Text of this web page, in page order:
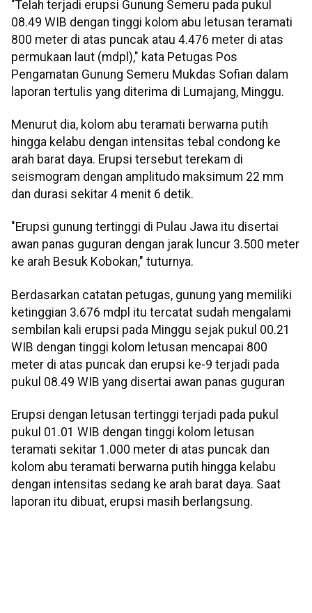
"Telah terjadi erupsi Gunung Semeru pada pukul
08.49 WIB dengan tinggi kolom abu letusan teramati
800 meter di atas puncak atau 4.476 meter di atas
permukaan laut (mdpl)," kata Petugas Pos
Pengamatan Gunung Semeru Mukdas Sofian dalam
laporan tertulis yang diterima di Lumajang, Minggu.
Menurut dia, kolom abu teramati berwarna putih
hingga kelabu dengan intensitas tebal condong ke
arah barat daya. Erupsi tersebut terekam di
seismogram dengan amplitudo maksimum 22 mm
dan durasi sekitar 4 menit 6 detik.
"Erupsi gunung tertinggi di Pulau Jawa itu disertai
awan panas guguran dengan jarak luncur 3.500 meter
ke arah Besuk Kobokan," tuturnya.
Berdasarkan catatan petugas, gunung yang memiliki
ketinggian 3.676 mdpl itu tercatat sudah mengalami
sembilan kali erupsi pada Minggu sejak pukul 00.21
WIB dengan tinggi kolom letusan mencapai 800
meter di atas puncak dan erupsi ke-9 terjadi pada
pukul 08.49 WIB yang disertai awan panas guguran
Erupsi dengan letusan tertinggi terjadi pada pukul
pukul 01.01 WIB dengan tinggi kolom letusan
teramati sekitar 1.000 meter di atas puncak dan
kolom abu teramati berwarna putih hingga kelabu
dengan intensitas sedang ke arah barat daya. Saat
laporan itu dibuat, erupsi masih berlangsung.